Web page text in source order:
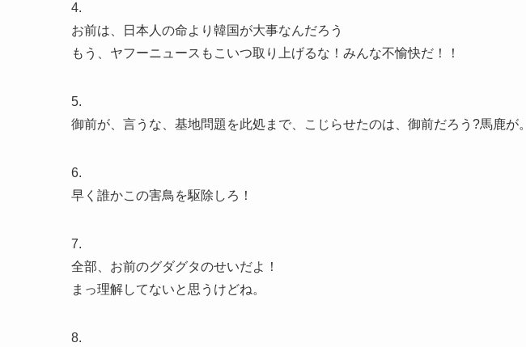
4.
お前は、日本人の命より韓国が大事なんだろう
もう、ヤフーニュースもこいつ取り上げるな！みんな不愉快だ！！
5.
御前が、言うな、基地問題を此処まで、こじらせたのは、御前だろう?馬鹿が。
6.
早く誰かこの害鳥を駆除しろ！
7.
全部、お前のグダグタのせいだよ！
まっ理解してないと思うけどね。
8.